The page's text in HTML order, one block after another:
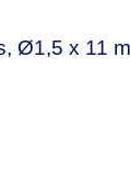
Ø1,5 x 11